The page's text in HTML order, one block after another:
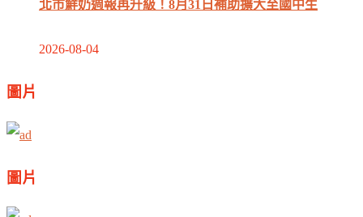
北市鮮奶週報再升級！8月31日補助擴大至國中生
2026-08-04
圖片
圖片